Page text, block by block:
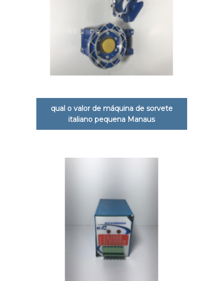
qual o valor de máquina de sorvete
italiano pequena Manaus